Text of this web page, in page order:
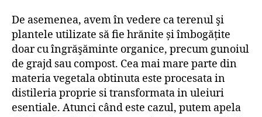
De asemenea, avem în vedere ca terenul şi
plantele utilizate să fie hrănite și îmbogățite
doar cu îngrăşăminte organice, precum gunoiul
de grajd sau compost. Cea mai mare parte din
materia vegetala obtinuta este procesata in
distileria proprie si transformata in uleiuri
esentiale. Atunci când este cazul, putem apela